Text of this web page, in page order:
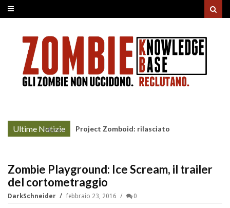
Ultime Notizie
More »
Project Zomboid: rilasciato
Zombie Playground: Ice Scream, il trailer
del cortometraggio
DarkSchneider febbraio 23, 2016 0